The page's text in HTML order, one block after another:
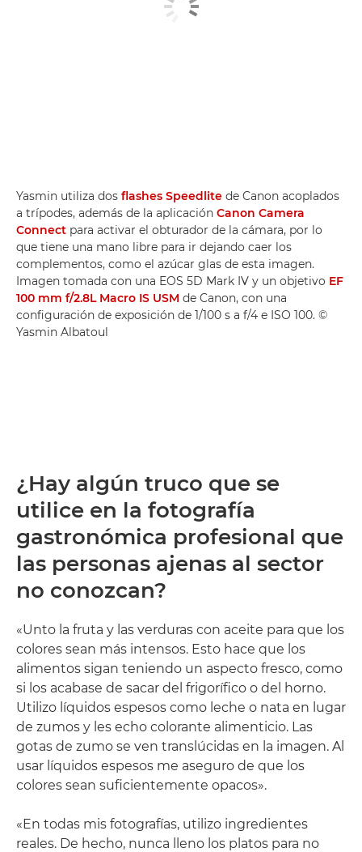
Yasmin utiliza dos flashes Speedlite de Canon acoplados
a trípodes, además de la aplicación Canon Camera
Connect para activar el obturador de la cámara, por lo
que tiene una mano libre para ir dejando caer los
complementos, como el azúcar glas de esta imagen.
Imagen tomada con una EOS 5D Mark IV y un objetivo EF
100 mm f/2.8L Macro IS USM de Canon, con una
configuración de exposición de 1/100 s a f/4 e ISO 100. ©
Yasmin Albatoul
¿Hay algún truco que se
utilice en la fotografía
gastronómica profesional que
las personas ajenas al sector
no conozcan?
«Unto la fruta y las verduras con aceite para que los
colores sean más intensos. Esto hace que los
alimentos sigan teniendo un aspecto fresco, como
si los acabase de sacar del frigorífico o del horno.
Utilizo líquidos espesos como leche o nata en lugar
de zumos y les echo colorante alimenticio. Las
gotas de zumo se ven translúcidas en la imagen. Al
usar líquidos espesos me aseguro de que los
colores sean suficientemente opacos».
«En todas mis fotografías, utilizo ingredientes
reales. De hecho, nunca lleno los platos para no